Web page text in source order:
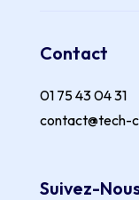
Contact
01 75 43 04 31
contact@tech-
Suivez-